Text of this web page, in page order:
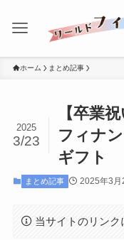
ホーム まとめ記事
【卒業
フィナ
ギフト
2025
3/23
まとめ記事 2025年3月
当サイトのリンク